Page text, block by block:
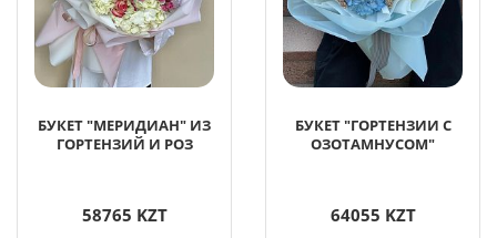
БУКЕТ "МЕРИДИАН" ИЗ
ГОРТЕНЗИЙ И РОЗ
58765 KZT
БУКЕТ "ГОРТЕНЗИИ С
ОЗОТАМНУСОМ"
64055 KZT